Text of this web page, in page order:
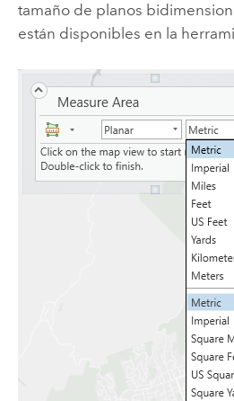
tamaño de planos
están disponibles en la